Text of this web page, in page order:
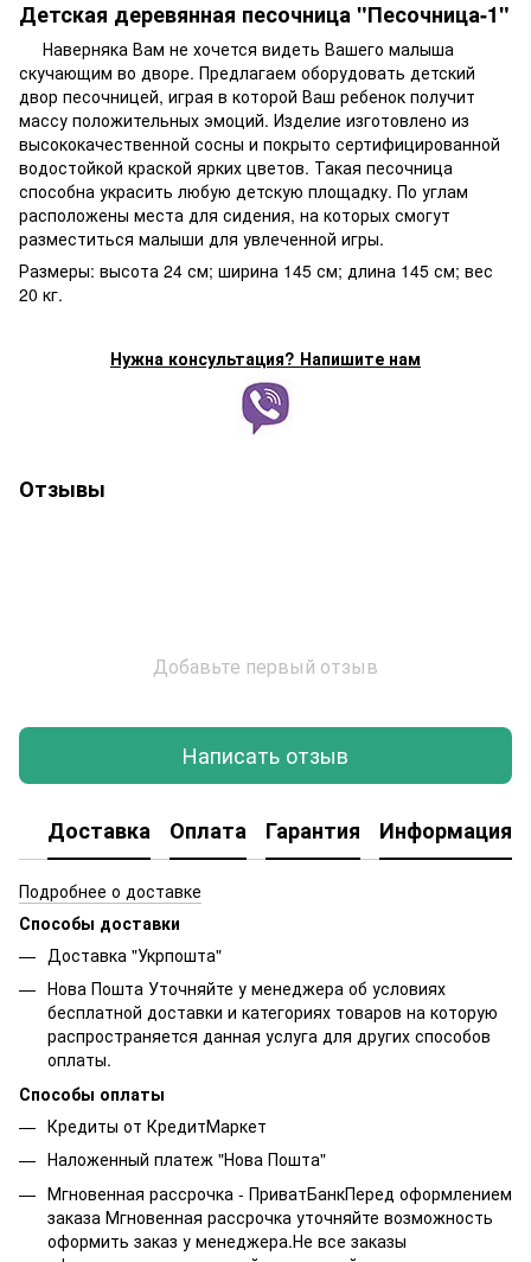
Детская деревянная песочница "Песочница-1"
Наверняка Вам не хочется видеть Вашего малыша
скучающим во дворе. Предлагаем оборудовать детский
двор песочницей, играя в которой Ваш ребенок получит
массу положительных эмоций. Изделие изготовлено из
высококачественной сосны и покрыто сертифицированной
водостойкой краской ярких цветов. Такая песочница
способна украсить любую детскую площадку. По углам
расположены места для сидения, на которых смогут
разместиться малыши для увлеченной игры.
Размеры: высота 24 см; ширина 145 см; длина 145 см; вес
20 кг.
Нужна консультация? Напишите нам
Отзывы
Добавьте первый отзыв
Написать отзыв
Доставка Оплата Гарантия Информация
Подробнее о доставке
Способы доставки
Доставка "Укрпошта"
Нова Пошта Уточняйте у менеджера об условиях
бесплатной доставки и категориях товаров на которую
распространяется данная услуга для других способов
оплаты.
Способы оплаты
Кредиты от КредитМаркет
Наложенный платеж "Нова Пошта"
Мгновенная рассрочка - ПриватБанкПеред оформлением
заказа Мгновенная рассрочка уточняйте возможность
оформить заказ у менеджера.Не все заказы